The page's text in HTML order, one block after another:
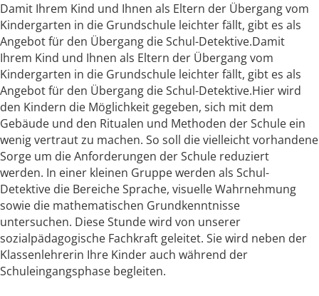
Damit Ihrem Kind und Ihnen als Eltern der Übergang vom
Kindergarten in die Grundschule leichter fällt, gibt es als
Angebot für den Übergang die Schul-Detektive.Damit
Ihrem Kind und Ihnen als Eltern der Übergang vom
Kindergarten in die Grundschule leichter fällt, gibt es als
Angebot für den Übergang die Schul-Detektive.Hier wird
den Kindern die Möglichkeit gegeben, sich mit dem
Gebäude und den Ritualen und Methoden der Schule ein
wenig vertraut zu machen. So soll die vielleicht vorhandene
Sorge um die Anforderungen der Schule reduziert
werden. In einer kleinen Gruppe werden als Schul-
Detektive die Bereiche Sprache, visuelle Wahrnehmung
sowie die mathematischen Grundkenntnisse
untersuchen. Diese Stunde wird von unserer
sozialpädagogische Fachkraft geleitet. Sie wird neben der
Klassenlehrerin Ihre Kinder auch während der
Schuleingangsphase begleiten.